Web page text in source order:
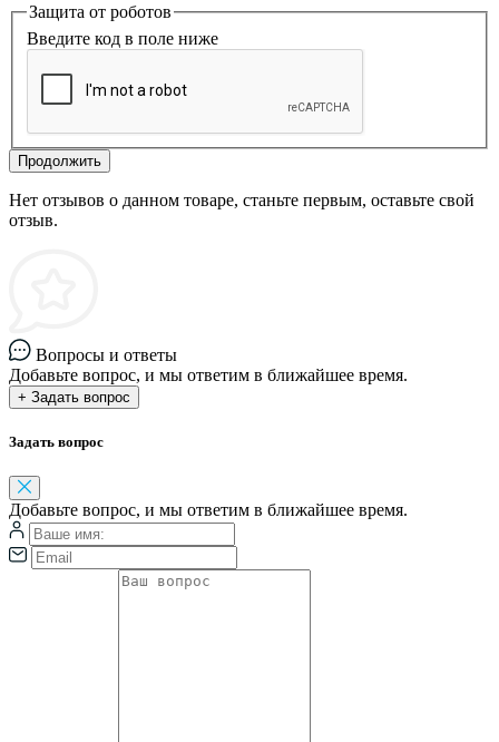
Защита от роботов
Введите код в поле ниже
Продолжить
Нет отзывов о данном товаре, станьте первым, оставьте свой
отзыв.
Вопросы и ответы
Добавьте вопрос, и мы ответим в ближайшее время.
+ Задать вопрос
Задать вопрос
Добавьте вопрос, и мы ответим в ближайшее время.